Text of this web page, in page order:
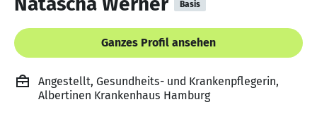
Basis
Ganzes Profil ansehen
Angestellt, Gesundheits- und Krankenpflegerin,
Albertinen Krankenhaus Hamburg